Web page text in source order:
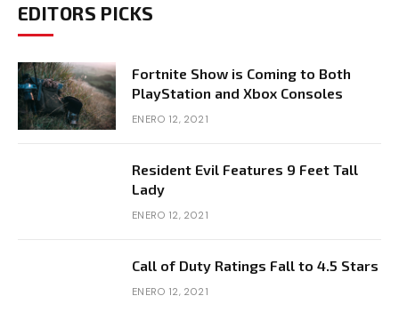
EDITORS PICKS
Fortnite Show is Coming to Both
PlayStation and Xbox Consoles
ENERO 12, 2021
Resident Evil Features 9 Feet Tall
Lady
ENERO 12, 2021
Call of Duty Ratings Fall to 4.5 Stars
ENERO 12, 2021